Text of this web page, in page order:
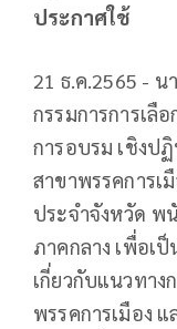
ประกาศใช้
21 ธ.ค.2565 -
กรรมการการเลื
การอบรม เชิงป
สาขาพรรคการเ
ประจำจังหวัด พ
ภาคกลาง เพื่อเป็
เกี่ยวกับแนวทาง
พรรคการเมือง